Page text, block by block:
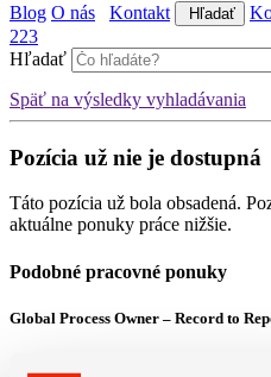
Blog O nás Kontakt Hľadať
223
Hľadať
Späť na výsledky vyhladávania
Pozícia už nie je dostupná
Táto pozícia už bola obsadená.
aktuálne ponuky práce nižšie.
Podobné pracovné ponuky
Global Process Owner – Record to